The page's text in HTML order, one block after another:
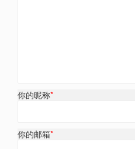
你的昵称*
你的邮箱*